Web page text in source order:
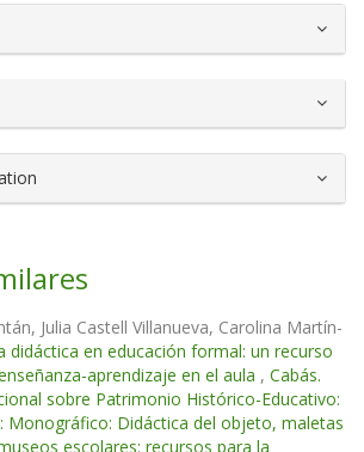
Julia Castell Villanueva, Carolina Martín-
didáctica en educación formal: un recurso
aprendizaje en el aula , Cabás.
sobre Patrimonio Histórico-Educativo:
Monográfico: Didáctica del objeto, maletas
escolares: recursos para la